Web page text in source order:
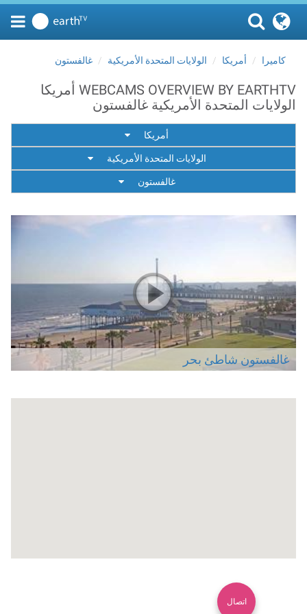
كاميرا أمريكا الولايات المتحدة الأمريكية غالفستون
WEBCAMS OVERVIEW BY EARTHTV أمريكا
الولايات المتحدة الأمريكية غالفستون
أمريكا
الولايات المتحدة الأمريكية
غالفستون
غالفستون شاطئ بحر
اتصال